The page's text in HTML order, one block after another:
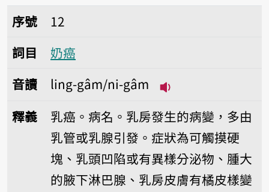
序號12奶癌
序號
12
詞目
奶癌
音讀
ling-gâm/ni-gâm
釋義
乳癌。病名。乳房發生的病變，多由
乳管或乳腺引發。症狀為可觸摸硬
塊、乳頭凹陷或有異樣分泌物、腫大
的腋下淋巴腺、乳房皮膚有橘皮樣變